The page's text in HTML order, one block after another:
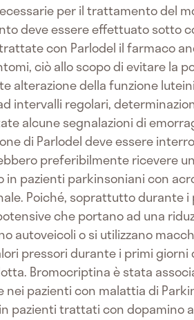
per il trattamento del
deve essere effettuato sotto
con Parlodel il farmaco
ciò allo scopo di evitare la
alterazione della funzione
intervalli regolari,
alcune segnalazioni di
di Parlodel deve essere
preferibilmente ricevere
pazienti parkinsoniani con
Poiché, soprattutto durante
che portano ad una
autoveicoli o si utilizzano
pressori durante i primi
Bromocriptina è stata
pazienti con malattia di
pazienti trattati con dopamino